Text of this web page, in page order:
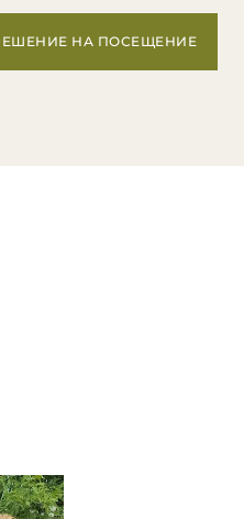
НА ПОСЕЩЕНИЕ